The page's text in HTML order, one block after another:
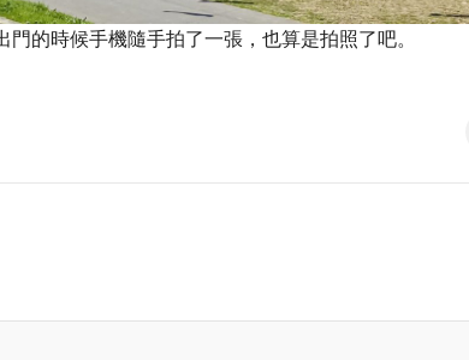
的時候手機隨手拍了一張，也算是拍照了吧。